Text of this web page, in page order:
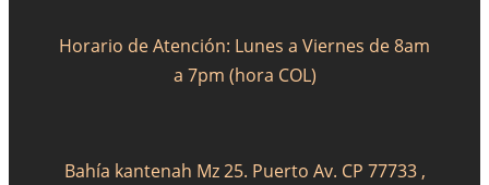
Horario de Atención: Lunes a Viernes de 8am
a 7pm (hora COL)
Bahía kantenah Mz 25. Puerto Av. CP 77733 ,